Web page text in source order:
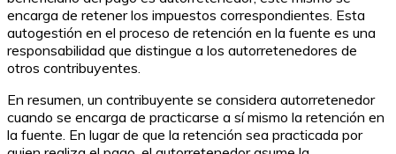
encarga de retener los impuestos correspondientes. Esta
autogestión en el proceso de retención en la fuente es una
responsabilidad que distingue a los autorretenedores de
otros contribuyentes.
En resumen, un contribuyente se considera autorretenedor
cuando se encarga de practicarse a sí mismo la retención en
la fuente. En lugar de que la retención sea practicada por